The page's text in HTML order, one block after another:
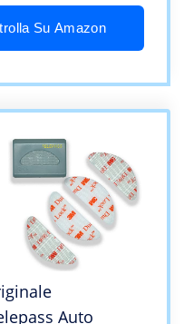
Su Amazon
Auto